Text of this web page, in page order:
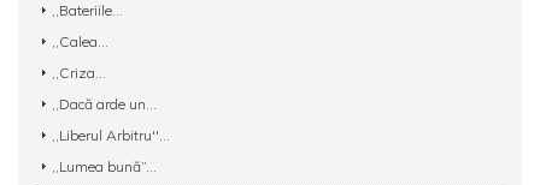
,,Bateriile...
,,Calea...
,,Criza...
,,Dacă arde un...
,,Liberul Arbitru''...
,,Lumea bună”...